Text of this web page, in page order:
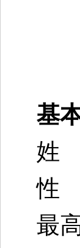
基
姓
性
最